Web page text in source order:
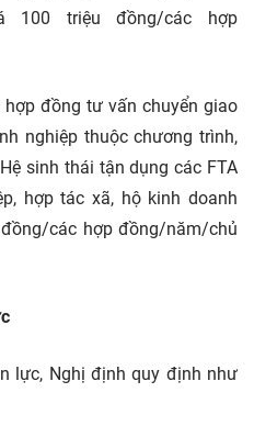
100 triệu đồng/các hợp
đồng tư vấn chuyển giao
nghiệp thuộc chương trình,
sinh thái tận dụng các FTA
hợp tác xã, hộ kinh doanh
các hợp đồng/năm/chủ
lực, Nghị định quy định như